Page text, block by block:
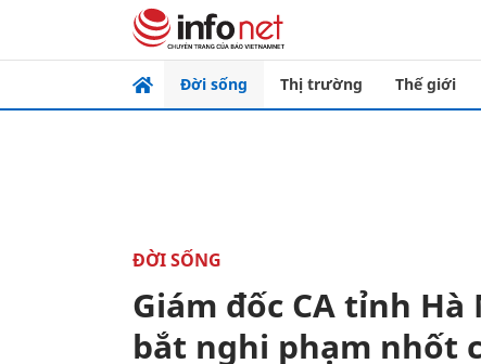
Đời sống Thị trường Thế giới
ĐỜI SỐNG
Giám đốc CA tỉnh
bắt nghi phạm nhốt